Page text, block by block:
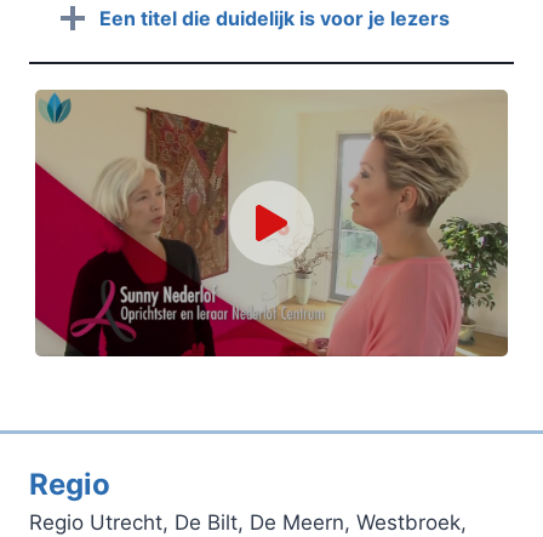
Een titel die duidelijk is voor je lezers
Regio
Regio Utrecht, De Bilt, De Meern, Westbroek,